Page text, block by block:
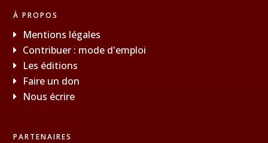
À PROPOS
Mentions légales
Contribuer : mode d'emploi
Les éditions
Faire un don
Nous écrire
PARTENAIRES